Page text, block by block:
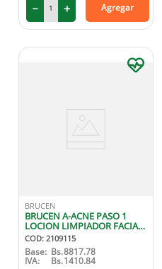
＋
－ Agregar
BRUCEN
BRUCEN A-ACNE PASO 1
LOCION LIMPIADOR FACIAL
120 GR
COD: 2109115
Base: Bs.8817.78
IVA: Bs.1410.84
. medias compresión